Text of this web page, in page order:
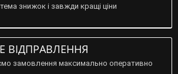
знижок і завжди кращі ціни
ВІДПРАВЛЕННЯ
замовлення максимально оперативно